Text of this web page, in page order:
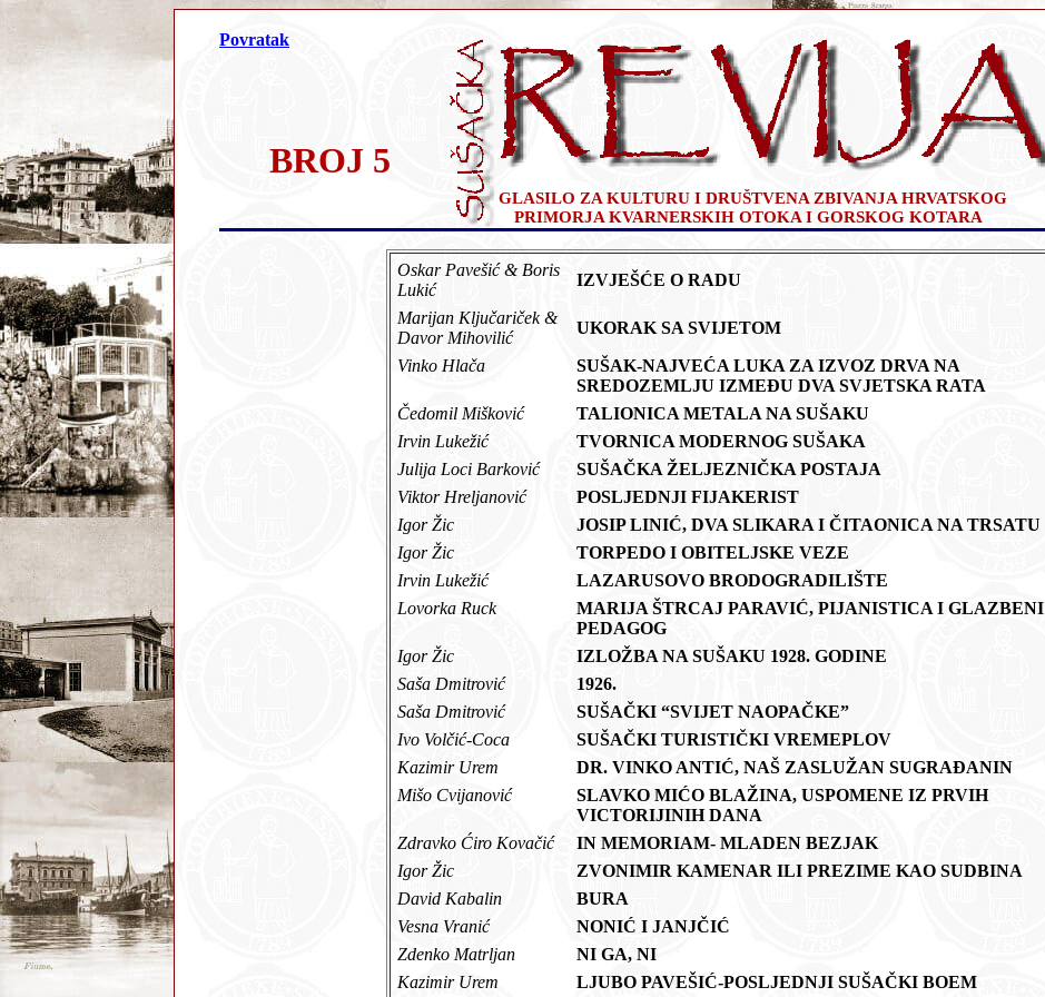
Povratak
GLASILO ZA KULTURU I DRUŠTVENA ZBIVANJA HRVATSKOG
PRIMORJA KVARNERSKIH OTOKA I GORSKOG KOTARA
BROJ 5
Oskar Pavešić & Boris
Lukić
IZVJEŠĆE O RADU
Marijan Ključariček &
Davor Mihovilić
UKORAK SA SVIJETOM
Vinko Hlača
SUŠAK-NAJVEĆA LUKA ZA IZVOZ DRVA NA
SREDOZEMLJU IZMEĐU DVA SVJETSKA RATA
Čedomil Mišković
TALIONICA METALA NA SUŠAKU
Irvin Lukežić
TVORNICA MODERNOG SUŠAKA
Julija Loci Barković
SUŠAČKA ŽELJEZNIČKA POSTAJA
Viktor Hreljanović
POSLJEDNJI FIJAKERIST
Igor Žic
JOSIP LINIĆ, DVA SLIKARA I ČITAONICA NA TRSATU
Igor Žic
TORPEDO I OBITELJSKE VEZE
Irvin Lukežić
LAZARUSOVO BRODOGRADILIŠTE
Lovorka Ruck
MARIJA ŠTRCAJ PARAVIĆ, PIJANISTICA I GLAZBENI
PEDAGOG
Igor Žic
IZLOŽBA NA SUŠAKU 1928. GODINE
Saša Dmitrović
1926.
Saša Dmitrović
SUŠAČKI “SVIJET NAOPAČKE”
Ivo Volčić-Coca
SUŠAČKI TURISTIČKI VREMEPLOV
Kazimir Urem
DR. VINKO ANTIĆ, NAŠ ZASLUŽAN SUGRAĐANIN
Mišo Cvijanović
SLAVKO MIĆO BLAŽINA, USPOMENE IZ PRVIH
VICTORIJINIH DANA
Zdravko Ćiro Kovačić
IN MEMORIAM- MLADEN BEZJAK
Igor Žic
ZVONIMIR KAMENAR ILI PREZIME KAO SUDBINA
David Kabalin
BURA
Vesna Vranić
NONIĆ I JANJČIĆ
Zdenko Matrljan
NI GA, NI
Kazimir Urem
LJUBO PAVEŠIĆ-POSLJEDNJI SUŠAČKI BOEM